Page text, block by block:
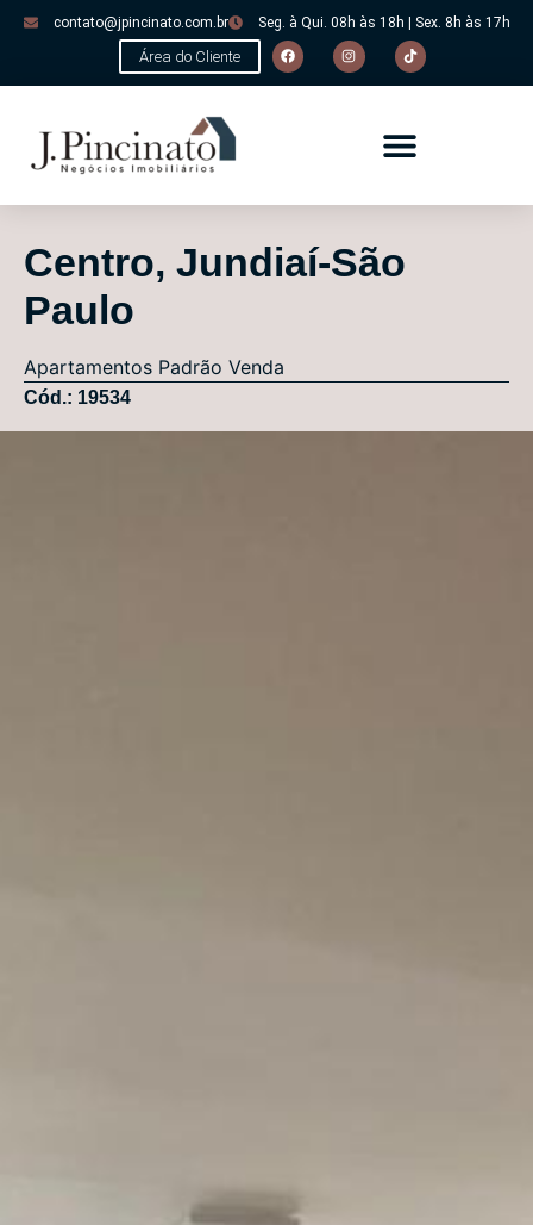
contato@jpincinato.com.br Seg. à Qui. 08h às 18h | Sex. 8h às 17h
Área do Cliente
Centro, Jundiaí-São
Paulo
Apartamentos Padrão Venda
Cód.: 19534